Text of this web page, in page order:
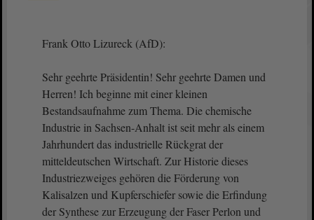
Frank Otto Lizureck (AfD):
Sehr geehrte Präsidentin! Sehr geehrte Damen und
Herren! Ich beginne mit einer kleinen
Bestandsaufnahme zum Thema. Die chemische
Industrie in Sachsen-Anhalt ist seit mehr als einem
Jahrhundert das industrielle Rückgrat der
mitteldeutschen Wirtschaft. Zur Historie dieses
Industriezweiges gehören die Förderung von
Kalisalzen und Kupferschiefer sowie die Erfindung
der Synthese zur Erzeugung der Faser Perlon und